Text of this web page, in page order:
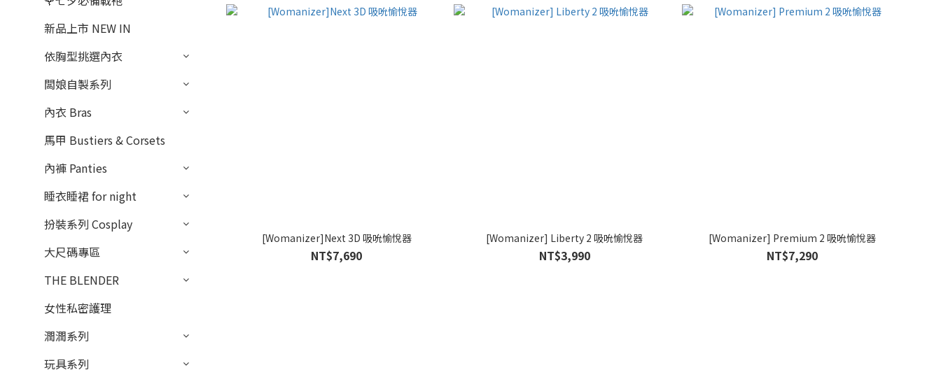
新品上市 NEW IN
依胸型挑選內衣
闆娘自製系列
內衣 Bras
馬甲 Bustiers & Corsets
內褲 Panties
睡衣睡裙 for night
扮裝系列 Cosplay
大尺碼專區
THE BLENDER
女性私密護理
潤潤系列
玩具系列
[Womanizer]Next 3D 吸吮愉悅器
NT$7,690
[Womanizer] Liberty 2 吸吮愉悅器
NT$3,990
[Womanizer] Premium 2 吸吮愉悅器
NT$7,290